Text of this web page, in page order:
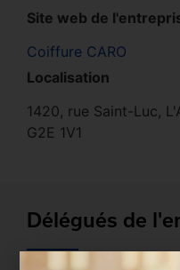
Site web de
Coiffure CARO
Localisation
1420, rue Saint-Luc,
G2E 1V1
Délégués de